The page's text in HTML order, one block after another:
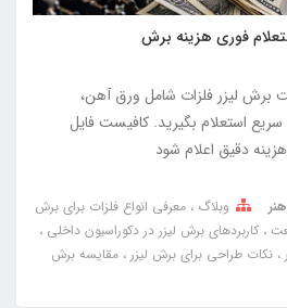
فوری هزینه برش
برش لیزر فلزات شامل ورق آهن،
سریع استعلام بگیرید. کافیست فایل
دقیق اعلام شود
وبلاگ
معرفی انواع فلزات برای برش
کاربردهای برش لیزر در دکوراسیون داخلی
نکات طراحی برای برش لیزر
مقایسه برش